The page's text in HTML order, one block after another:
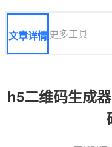
文章详情更多工具
h5二维码生成